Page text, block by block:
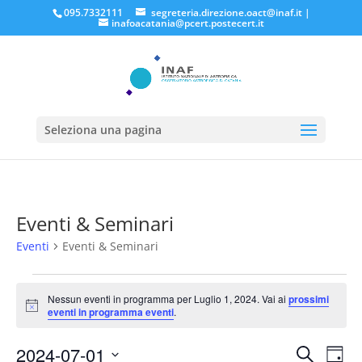
095.7332111 segreteria.direzione.oact@inaf.it|
inafoacatania@pcert.postecert.it
Seleziona una pagina
Eventi & Seminari
Eventi Eventi & Seminari
Eventi
for
Luglio
1,
Notice
Nessun eventi in programma per Luglio 1, 2024. Vai ai prossimi
eventi in programma eventi.
Eventi
Cerca
2024-07-01